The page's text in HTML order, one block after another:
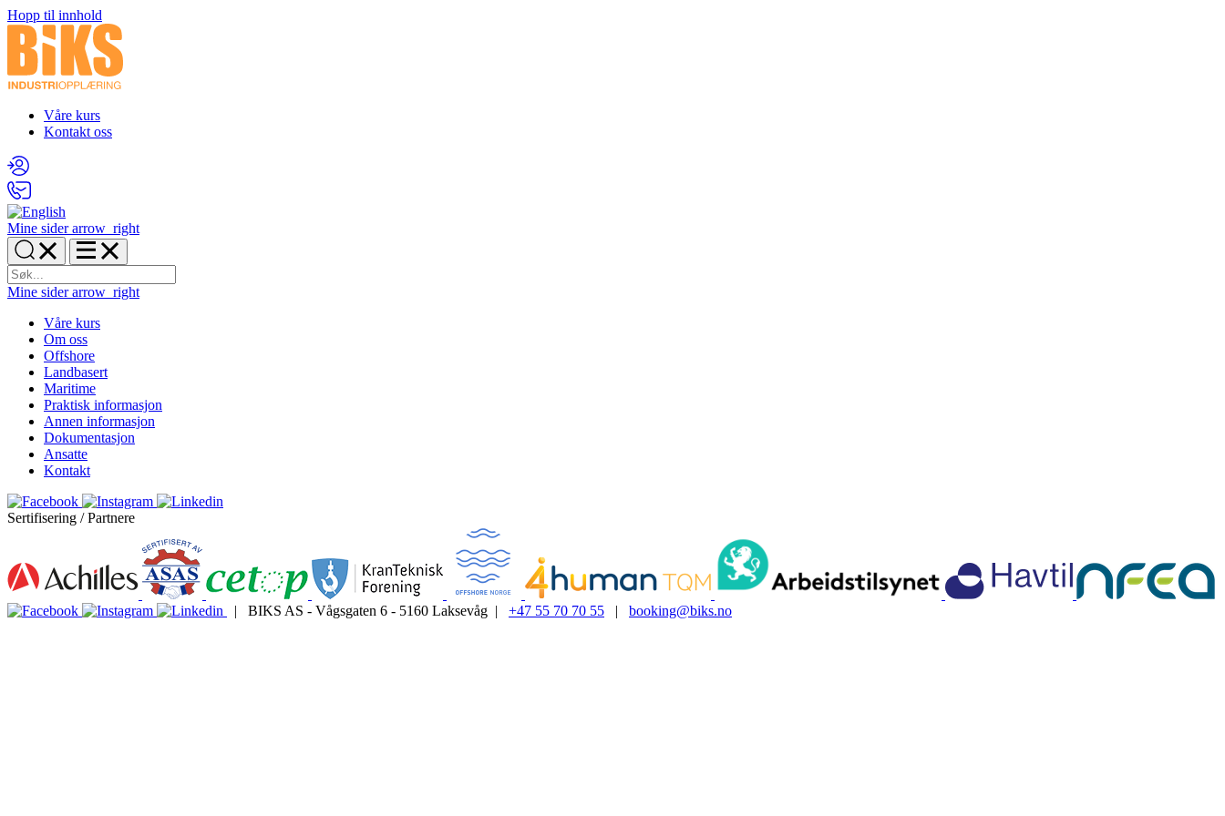
Hopp til innhold
Våre kurs
Kontakt oss
Mine sider arrow_right
Mine sider arrow_right
Våre kurs
Om oss
Offshore
Landbasert
Maritime
Praktisk informasjon
Annen informasjon
Dokumentasjon
Ansatte
Kontakt
Sertifisering / Partnere
| BIKS AS - Vågsgaten 6 - 5160 Laksevåg | +47 55 70 70 55 | booking@biks.no